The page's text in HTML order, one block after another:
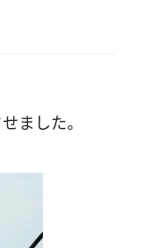
ました。